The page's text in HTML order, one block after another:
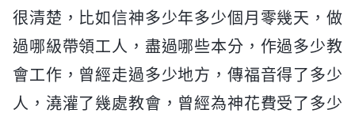
很清楚，比如信神多少年多少個月零幾天，做
過哪級帶領工人，盡過哪些本分，作過多少教
會工作，曾經走過多少地方，傳福音得了多少
人，澆灌了幾處教會，曾經為神花費受了多少